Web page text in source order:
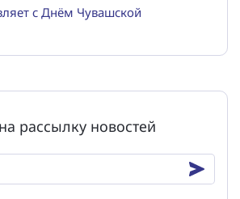
с Днём Чувашской
рассылку новостей